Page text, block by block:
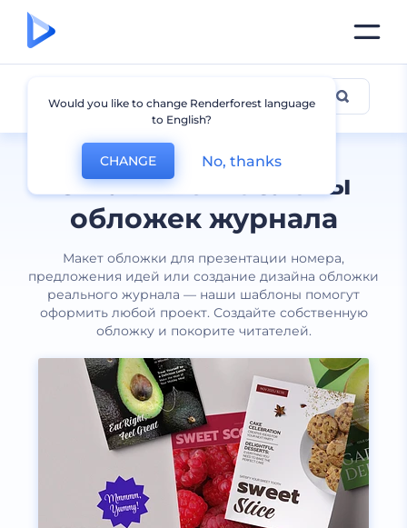
Стильные шаблоны
обложек журнала
Макет обложки для презентации номера,
предложения идей или создание дизайна обложки
реального журнала — наши шаблоны помогут
оформить любой проект. Создайте собственную
обложку и покорите читателей.
Обложки журнала
Would you like to change Renderforest language
to English?
CHANGE No, thanks